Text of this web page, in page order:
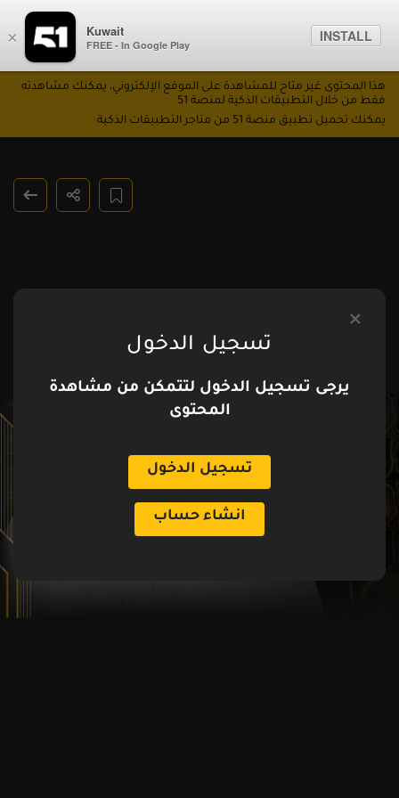
× Kuwait
FREE - In Google Play
INSTALL
هذا المحتوى غير متاح للمشاهدة على الموقع الإلكتروني، يمكنك مشاهدته
فقط من خلال التطبيقات الذكية لمنصة 51
يمكنك تحميل تطبيق منصة 51 من متاجر التطبيقات الذكية
تسجيل الدخول
يرجى تسجيل الدخول لتتمكن من مشاهدة
المحتوى
تسجيل الدخول
انشاء حساب